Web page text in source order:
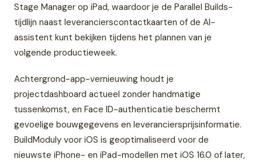
Stage Manager op iPad, waardoor je de Parallel Builds-
tijdlijn naast leverancierscontactkaarten of de AI-
assistent kunt bekijken tijdens het plannen van je
volgende productieweek.
Achtergrond-app-vernieuwing houdt je
projectdashboard actueel zonder handmatige
tussenkomst, en Face ID-authenticatie beschermt
gevoelige bouwgegevens en leveranciersprijsinformatie.
BuildModuly voor iOS is geoptimaliseerd voor de
nieuwste iPhone- en iPad-modellen met iOS 16.0 of later,